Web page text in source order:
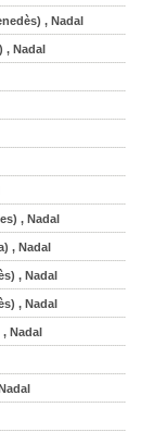
, Nadal
, Nadal
, Nadal
, Nadal
, Nadal
, Nadal
, Nadal